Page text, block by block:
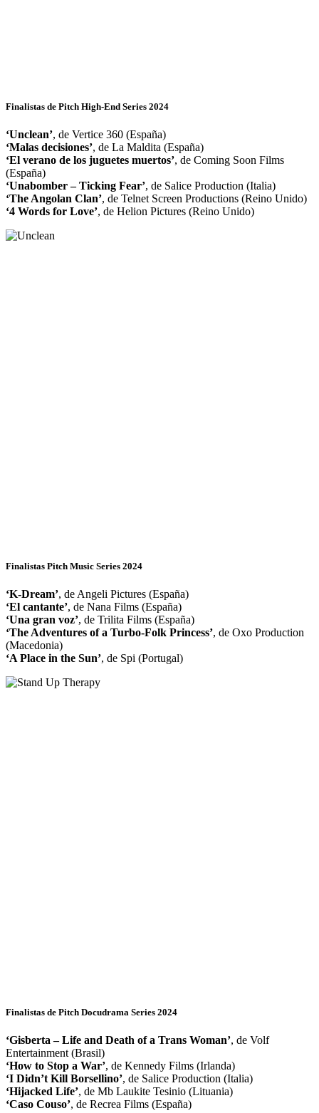
Finalistas de Pitch High-End Series 2024
‘Unclean’, de Vertice 360 (España)
‘Malas decisiones’, de La Maldita (España)
‘El verano de los juguetes muertos’, de Coming Soon Films
(España)
‘Unabomber – Ticking Fear’, de Salice Production (Italia)
‘The Angolan Clan’, de Telnet Screen Productions (Reino Unido)
‘4 Words for Love’, de Helion Pictures (Reino Unido)
Finalistas Pitch Music Series 2024
‘K-Dream’, de Angeli Pictures (España)
‘El cantante’, de Nana Films (España)
‘Una gran voz’, de Trilita Films (España)
‘The Adventures of a Turbo-Folk Princess’, de Oxo Production
(Macedonia)
‘A Place in the Sun’, de Spi (Portugal)
Finalistas de Pitch Docudrama Series 2024
‘Gisberta – Life and Death of a Trans Woman’, de Volf
Entertainment (Brasil)
‘How to Stop a War’, de Kennedy Films (Irlanda)
‘I Didn’t Kill Borsellino’, de Salice Production (Italia)
‘Hijacked Life’, de Mb Laukite Tesinio (Lituania)
‘Caso Couso’, de Recrea Films (España)